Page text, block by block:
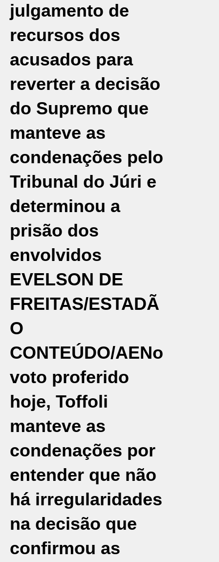
julgamento de
recursos dos
acusados para
reverter a decisão
do Supremo que
manteve as
condenações pelo
Tribunal do Júri e
determinou a
prisão dos
envolvidos
EVELSON DE
FREITAS/ESTADÃ
O
CONTEÚDO/AENo
voto proferido
hoje, Toffoli
manteve as
condenações por
entender que não
há irregularidades
na decisão que
confirmou as